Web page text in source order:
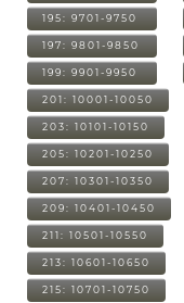
195: 9701-9750
197: 9801-9850
199: 9901-9950
201: 10001-10050
203: 10101-10150
205: 10201-10250
207: 10301-10350
209: 10401-10450
211: 10501-10550
213: 10601-10650
215: 10701-10750